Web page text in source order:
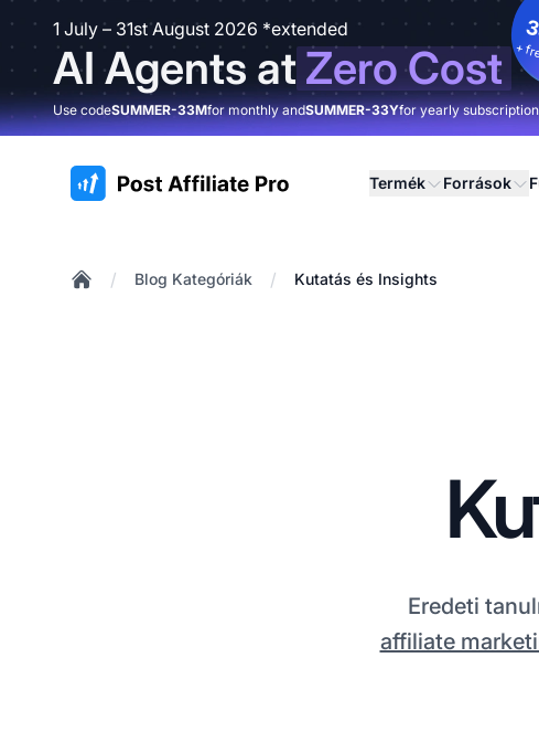
1 July – 31st August 2026 *extended
AI Agents atZero Cost +
Use codeSUMMER-33Mfor monthly andSUMMER-33Yfor yearly subscription
:site.title Termék Források
/ Blog Kategóriák / Kutatás és Insights
Eredeti
affiliate